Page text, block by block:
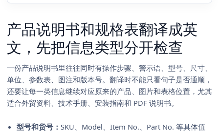
产品说明书和规格表翻译成英
文，先把信息类型分开检查
一份产品说明书里往往同时有操作步骤、警示语、型号、尺寸、
单位、参数表、图注和版本号。翻译时不能只看句子是否通顺，
还要让每一类信息继续对应原来的产品、图片和表格位置，尤其
适合外贸资料、技术手册、安装指南和 PDF 说明书。
型号和货号： SKU、Model、Item No.、Part No. 等具体值